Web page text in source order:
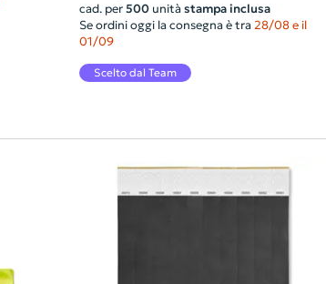
cad. per 500unità stampa inclusa
Se ordini oggi la consegna è tra 28/08 e il
01/09
Scelto dal Team